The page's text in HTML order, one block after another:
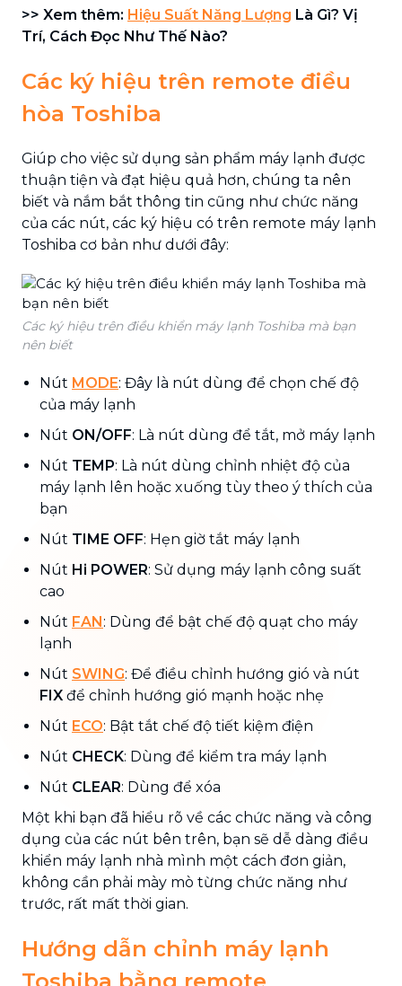
>> Xem thêm: Hiệu Suất Năng Lượng Là Gì? Vị
Trí, Cách Đọc Như Thế Nào?
Các ký hiệu trên remote điều
hòa Toshiba
Giúp cho việc sử dụng sản phẩm máy lạnh được
thuận tiện và đạt hiệu quả hơn, chúng ta nên
biết và nắm bắt thông tin cũng như chức năng
của các nút, các ký hiệu có trên remote máy lạnh
Toshiba cơ bản như dưới đây:
Các ký hiệu trên điều khiển máy lạnh Toshiba mà bạn
nên biết
Nút MODE: Đây là nút dùng để chọn chế độ
của máy lạnh
Nút ON/OFF: Là nút dùng để tắt, mở máy lạnh
Nút TEMP: Là nút dùng chỉnh nhiệt độ của
máy lạnh lên hoặc xuống tùy theo ý thích của
bạn
Nút TIME OFF: Hẹn giờ tắt máy lạnh
Nút Hi POWER: Sử dụng máy lạnh công suất
cao
Nút FAN: Dùng để bật chế độ quạt cho máy
lạnh
Nút SWING: Để điều chỉnh hướng gió và nút
FIX để chỉnh hướng gió mạnh hoặc nhẹ
Nút ECO: Bật tắt chế độ tiết kiệm điện
Nút CHECK: Dùng để kiểm tra máy lạnh
Nút CLEAR: Dùng để xóa
Một khi bạn đã hiểu rõ về các chức năng và công
dụng của các nút bên trên, bạn sẽ dễ dàng điều
khiển máy lạnh nhà mình một cách đơn giản,
không cần phải mày mò từng chức năng như
trước, rất mất thời gian.
Hướng dẫn chỉnh máy lạnh
Toshiba bằng remote